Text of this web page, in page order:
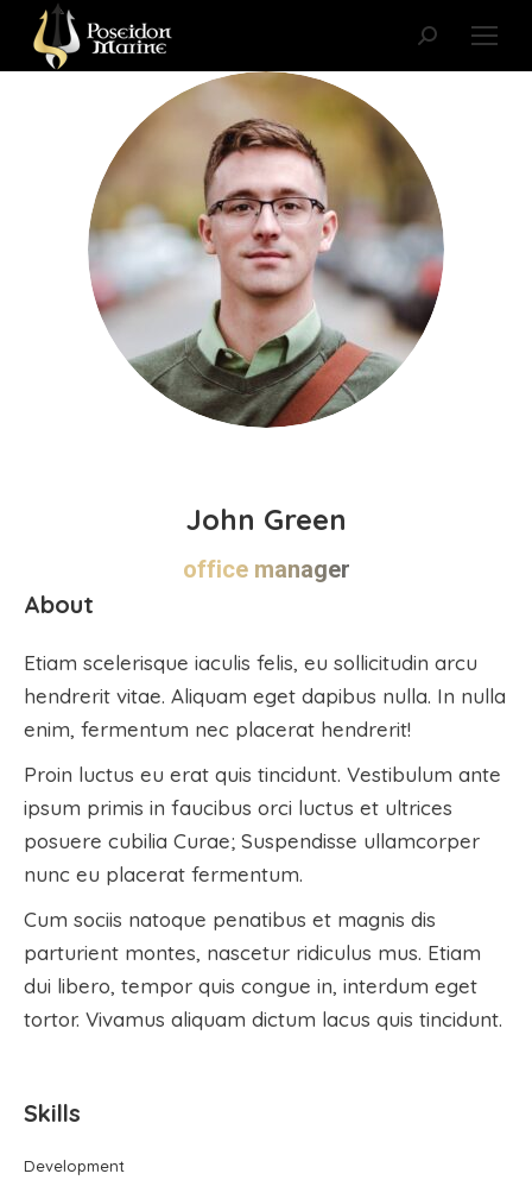
Search:
John Green
office manager
About
Etiam scelerisque iaculis felis, eu sollicitudin arcu
hendrerit vitae. Aliquam eget dapibus nulla. In nulla
enim, fermentum nec placerat hendrerit!
Proin luctus eu erat quis tincidunt. Vestibulum ante
ipsum primis in faucibus orci luctus et ultrices
posuere cubilia Curae; Suspendisse ullamcorper
nunc eu placerat fermentum.
Cum sociis natoque penatibus et magnis dis
parturient montes, nascetur ridiculus mus. Etiam
dui libero, tempor quis congue in, interdum eget
tortor. Vivamus aliquam dictum lacus quis tincidunt.
Skills
Development